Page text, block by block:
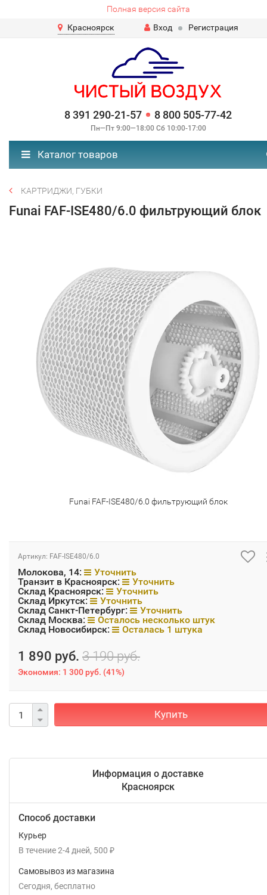
Полная версия сайта
Красноярск
Вход Регистрация
8 391 290-21-57 8 800 505-77-42
Пн—Пт 9:00—18:00 Сб 10:00-17:00
Каталог товаров
КАРТРИДЖИ, ГУБКИ
Funai FAF-ISE480/6.0 фильтрующий блок
Funai FAF-ISE480/6.0 фильтрующий блок
Артикул: FAF-ISE480/6.0
Молокова, 14:
Уточнить
Транзит в Красноярск:
Уточнить
Склад Красноярск:
Уточнить
Склад Иркутск:
Уточнить
Склад Санкт-Петербург:
Уточнить
Склад Москва:
Осталось несколько штук
Склад Новосибирск:
Осталась 1 штука
1 890 руб. 3 190 руб.
Экономия: 1 300 руб. (41%)
Купить
Информация о доставке
Красноярск
Способ доставки
Курьер
В течение2-4 дней 500 ₽
Самовывоз из магазина
Сегодня
Бесплатно